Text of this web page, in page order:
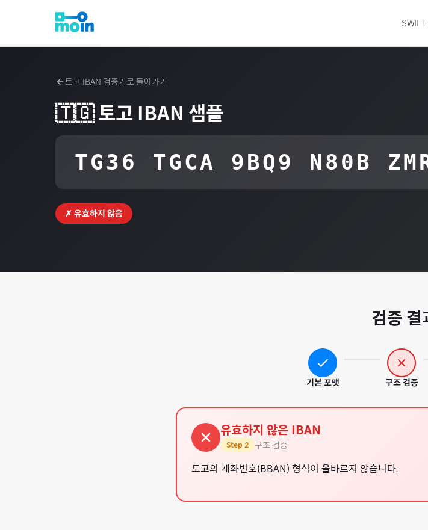
토고 IBAN 검증기로 돌아가기
🇹🇬 토고 IBAN 샘플
TG36 TGCA 9BQ9 N80B
✗ 유효하지 않음
검증 결
기본 포맷 구조 검증
유효하지 않은 IBAN
Step 2 구조 검증
토고의 계좌번호(BBAN) 형식이 올바르지 않습니다.